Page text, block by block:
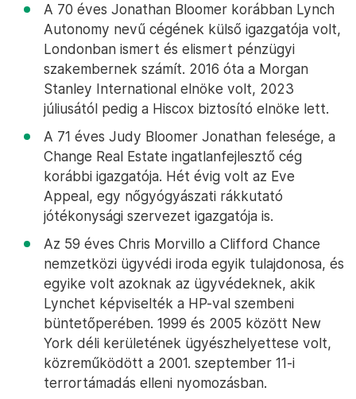
A 70 éves Jonathan Bloomer korábban Lynch
Autonomy nevű cégének külső igazgatója volt,
Londonban ismert és elismert pénzügyi
szakembernek számít. 2016 óta a Morgan
Stanley International elnöke volt, 2023
júliusától pedig a Hiscox biztosító elnöke lett.
A 71 éves Judy Bloomer Jonathan felesége, a
Change Real Estate ingatlanfejlesztő cég
korábbi igazgatója. Hét évig volt az Eve
Appeal, egy nőgyógyászati rákkutató
jótékonysági szervezet igazgatója is.
Az 59 éves Chris Morvillo a Clifford Chance
nemzetközi ügyvédi iroda egyik tulajdonosa, és
egyike volt azoknak az ügyvédeknek, akik
Lynchet képviselték a HP-val szembeni
büntetőperében. 1999 és 2005 között New
York déli kerületének ügyészhelyettese volt,
közreműködött a 2001. szeptember 11-i
terrortámadás elleni nyomozásban.